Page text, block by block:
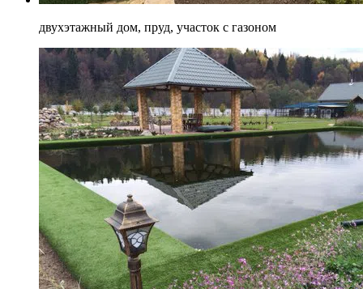
двухэтажный дом, пруд, участок с газоном